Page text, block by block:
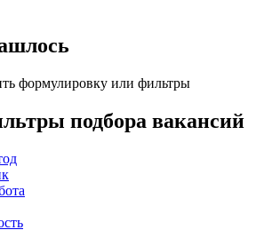
формулировку или фильтры
подбора вакансий